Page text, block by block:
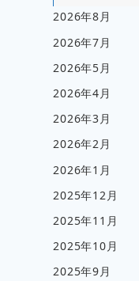
2026年8月
2026年7月
2026年5月
2026年4月
2026年3月
2026年2月
2026年1月
2025年12月
2025年11月
2025年10月
2025年9月